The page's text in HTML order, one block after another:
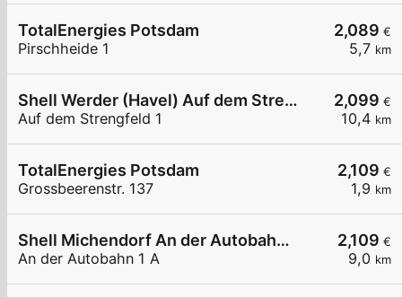
2,089 €
5,7 km
TotalEnergies Potsdam
Pirschheide 1
2,099 €
10,4 km
Shell Werder (Havel) Auf dem Strengfeld 1
Auf dem Strengfeld 1
2,109 €
1,9 km
TotalEnergies Potsdam
Grossbeerenstr. 137
2,109 €
9,0 km
Shell Michendorf An der Autobahn 1 A
An der Autobahn 1 A